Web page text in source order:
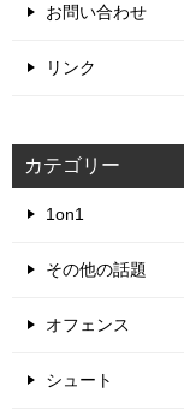
お問い合わせ
リンク
カテゴリー
1on1
その他の話題
オフェンス
シュート